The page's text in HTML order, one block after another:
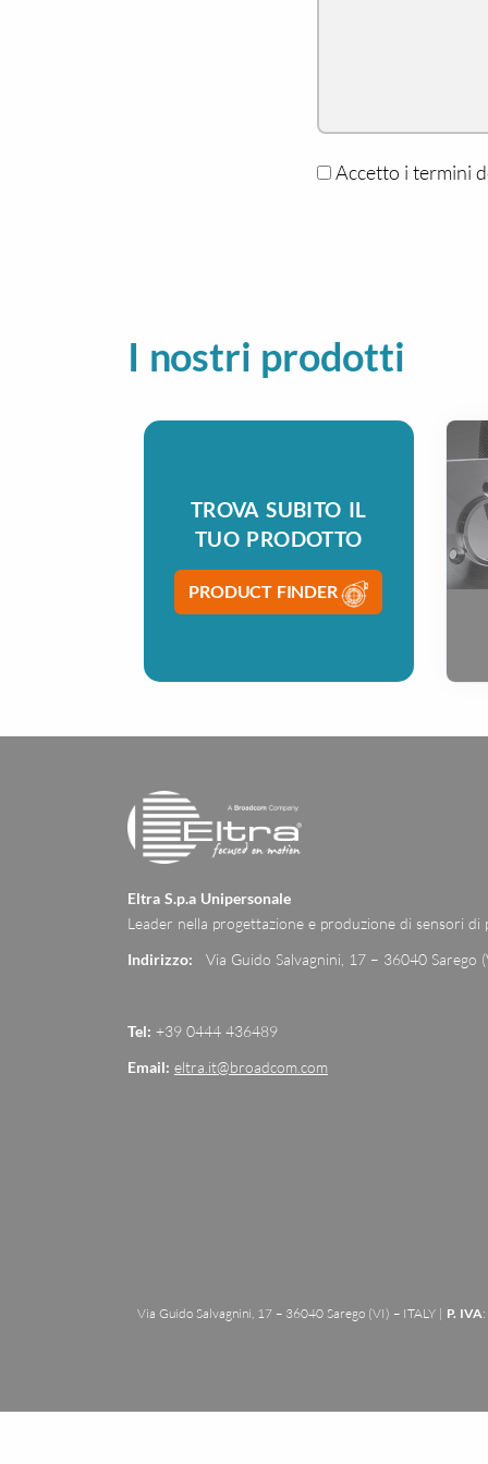
Accetto i termini
I nostri prodotti
TROVA SUBITO IL
TUO PRODOTTO
PRODUCT FINDER
Eltra S.p.a Unipersonale
Leader nella progettazione e produzione di sensori di
Indirizzo: Via Guido Salvagnini, 17 – 36040 Sarego
Tel: +39 0444 436489
Email: eltra.it@broadcom.com
Via Guido Salvagnini, 17 – 36040 Sarego (VI) – ITALY | P. IVA